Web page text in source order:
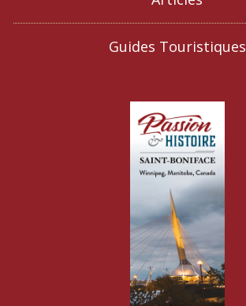
Guides Touristiques